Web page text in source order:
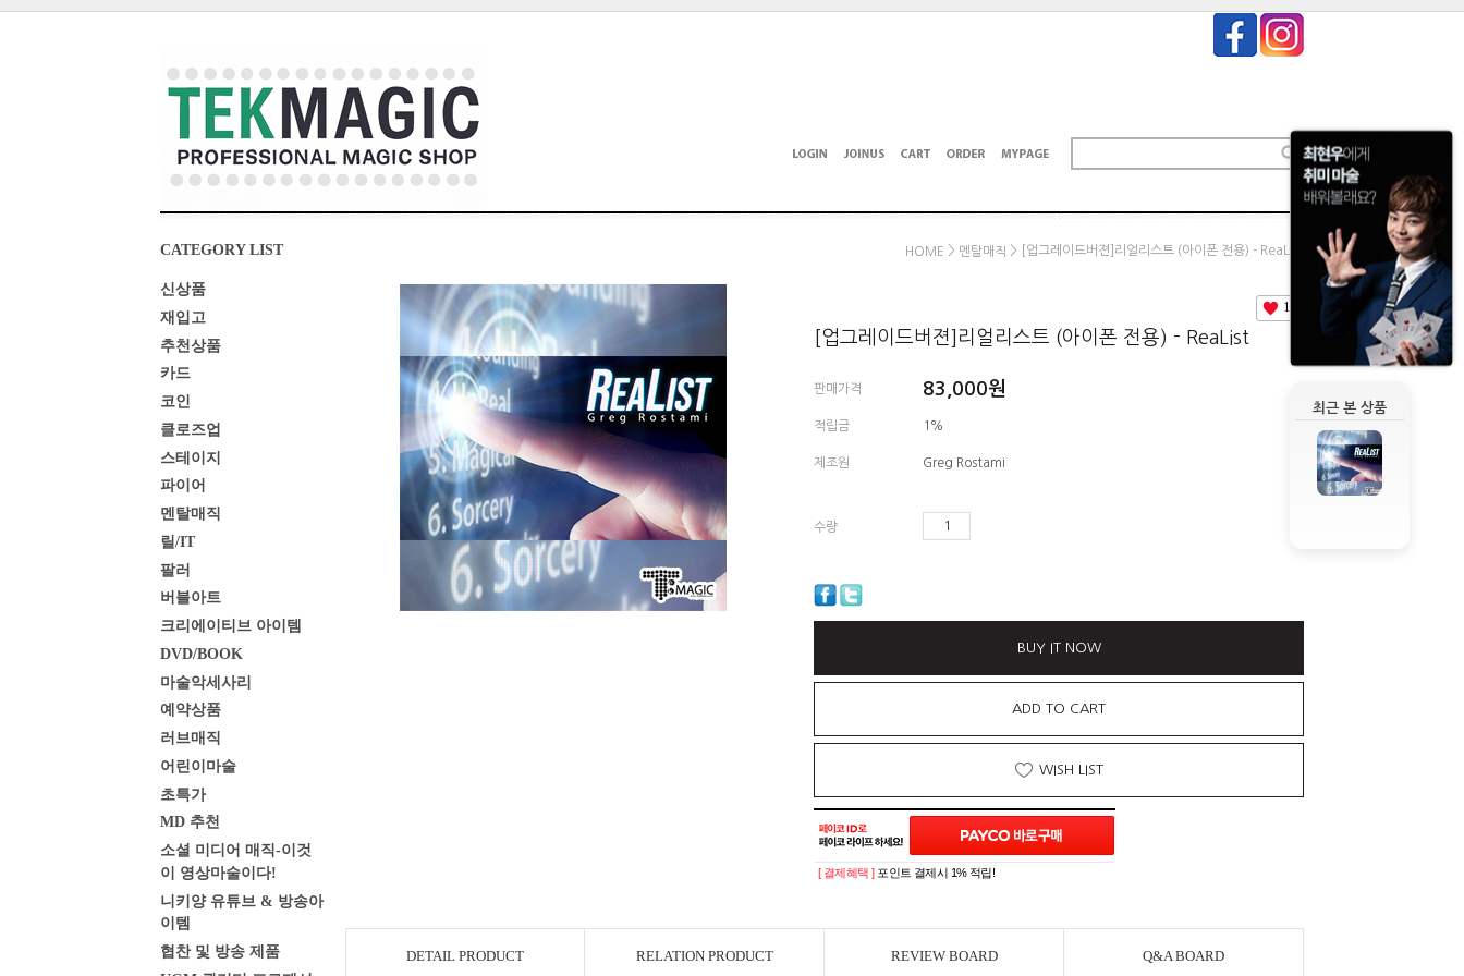
최근 본 상품
CATEGORY LIST
신상품
재입고
추천상품
카드
코인
클로즈업
스테이지
파이어
멘탈매직
릴/IT
팔러
버블아트
크리에이티브 아이템
DVD/BOOK
마술악세사리
예약상품
러브매직
어린이마술
초특가
MD 추천
소셜 미디어 매직-이것
이 영상마술이다!
니키양 유튜브 & 방송아
이템
협찬 및 방송 제품
HOME > 멘탈매직 > [업그레이드버젼]리얼리스트 (아이폰 전용) - ReaList
10
[업그레이드버젼]리얼리스트 (아이폰 전용) - ReaList
판매가격 83,000원
적립금 1%
제조원 Greg Rostami
수량
BUY IT NOW
ADD TO CART
WISH LIST
[ 결제혜택 ] 포인트 결제시 1% 적립!
DETAIL PRODUCT RELATION PRODUCT REVIEW BOARD Q&A BOARD